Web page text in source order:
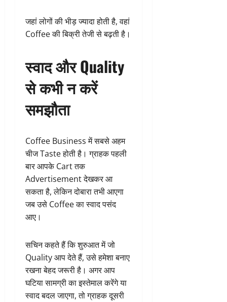
जहां लोगों की भीड़ ज्यादा होती है, वहां
Coffee की बिक्री तेजी से बढ़ती है।
स्वाद और Quality
से कभी न करें
समझौता
Coffee Business में सबसे अहम
चीज Taste होती है। ग्राहक पहली
बार आपके Cart तक
Advertisement देखकर आ
सकता है, लेकिन दोबारा तभी आएगा
जब उसे Coffee का स्वाद पसंद
आए।
सचिन कहते हैं कि शुरुआत में जो
Quality आप देते हैं, उसे हमेशा बनाए
रखना बेहद जरूरी है। अगर आप
घटिया सामग्री का इस्तेमाल करेंगे या
स्वाद बदल जाएगा, तो ग्राहक दूसरी